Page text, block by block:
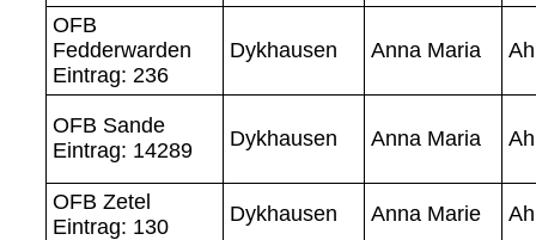
OFB
Fedderwarden
Eintrag: 236
Dykhausen Anna Maria
OFB Sande
Eintrag: 14289
Dykhausen Anna Maria
OFB Zetel
Eintrag: 130
Dykhausen Anna Marie